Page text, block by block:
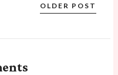
OLDER POST